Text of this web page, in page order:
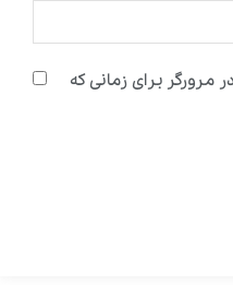
مرورگر برای زمانی که